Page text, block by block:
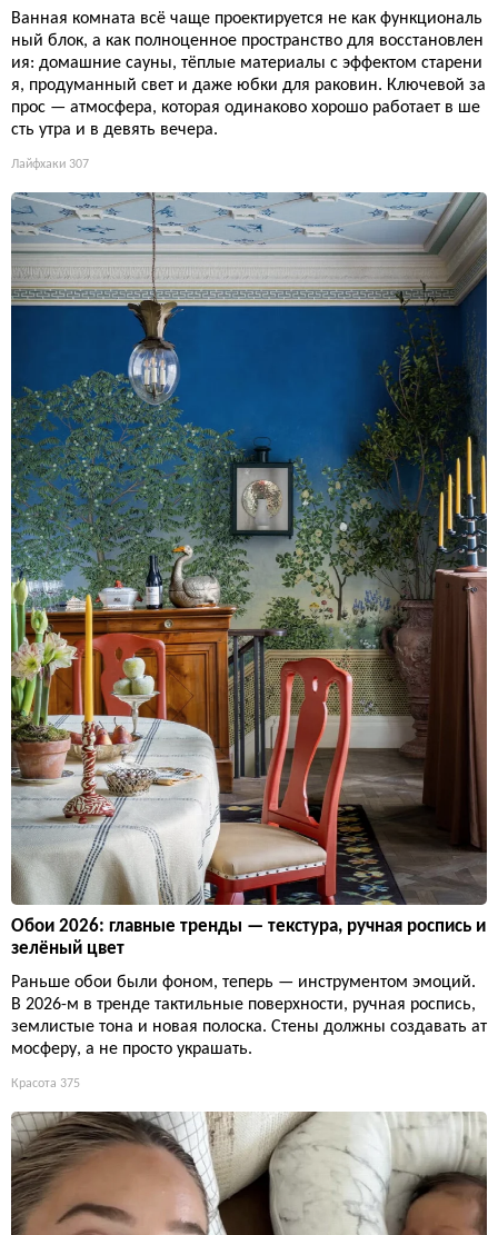
Ванная комната всё чаще проектируется не как функциональ
ный блок, а как полноценное пространство для восстановлен
ия: домашние сауны, тёплые материалы с эффектом старени
я, продуманный свет и даже юбки для раковин. Ключевой за
прос — атмосфера, которая одинаково хорошо работает в ше
сть утра и в девять вечера.
Лайфхаки 307
Обои 2026: главные тренды — текстура, ручная роспись и
зелёный цвет
Раньше обои были фоном, теперь — инструментом эмоций.
В 2026-м в тренде тактильные поверхности, ручная роспись,
землистые тона и новая полоска. Стены должны создавать ат
мосферу, а не просто украшать.
Красота 375